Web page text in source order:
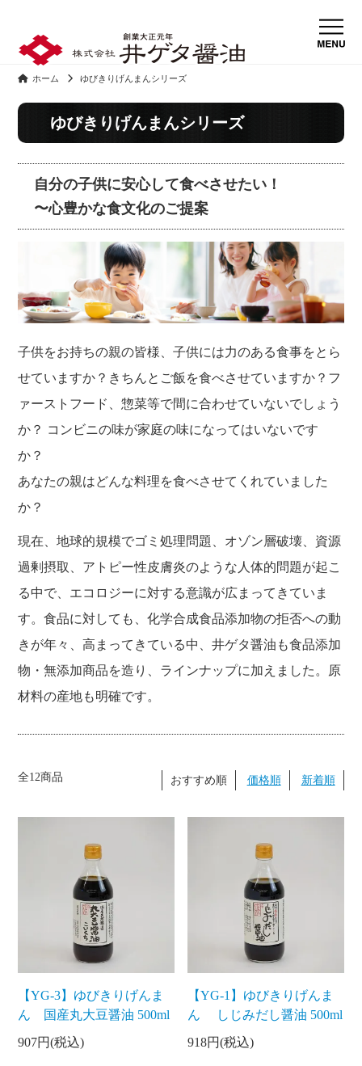
ホーム ゆびきりげんまんシリーズ
ゆびきりげんまんシリーズ
自分の子供に安心して食べさせたい！
〜心豊かな食文化のご提案
子供をお持ちの親の皆様、子供には力のある食事をとら
せていますか？きちんとご飯を食べさせていますか？フ
ァーストフード、惣菜等で間に合わせていないでしょう
か？ コンビニの味が家庭の味になってはいないです
か？
あなたの親はどんな料理を食べさせてくれていました
か？
現在、地球的規模でゴミ処理問題、オゾン層破壊、資源
過剰摂取、アトピー性皮膚炎のような人体的問題が起こ
る中で、エコロジーに対する意識が広まってきていま
す。食品に対しても、化学合成食品添加物の拒否への動
きが年々、高まってきている中、井ゲタ醤油も食品添加
物・無添加商品を造り、ラインナップに加えました。原
材料の産地も明確です。
全12商品 おすすめ順 価格順 新着順
【YG-3】ゆびきりげんま
ん 国産丸大豆醤油 500ml
907円(税込)
【YG-1】ゆびきりげんま
ん しじみだし醤油 500ml
918円(税込)